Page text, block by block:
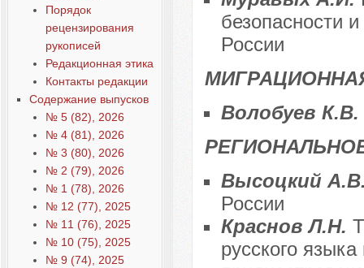
Порядок
рецензирования
рукописей
Редакционная этика
Контакты редакции
Содержание выпусков
№ 5 (82), 2026
№ 4 (81), 2026
№ 3 (80), 2026
№ 2 (79), 2026
№ 1 (78), 2026
№ 12 (77), 2025
№ 11 (76), 2025
№ 10 (75), 2025
№ 9 (74), 2025
безопасности
России
Волобуев К.В.
Высоцкий
России
Краснов Л.Н.
русского